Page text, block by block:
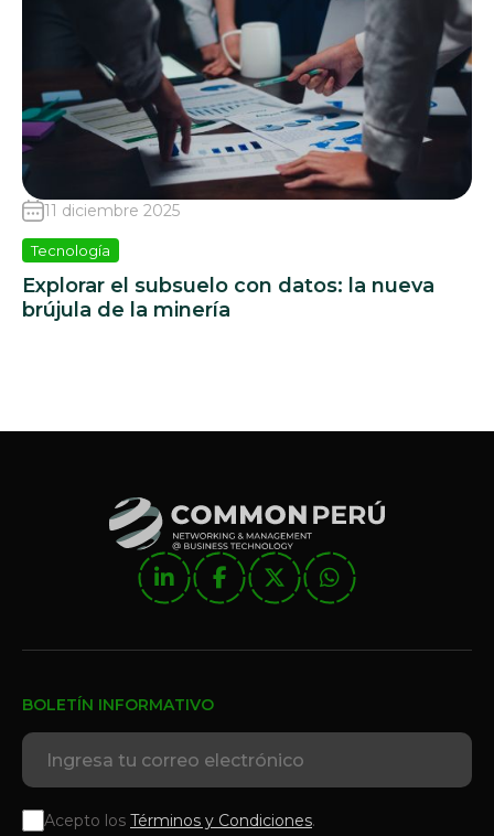
11 diciembre 2025
Tecnología
Explorar el subsuelo con datos: la nueva
brújula de la minería
BOLETÍN INFORMATIVO
Acepto los Términos y Condiciones.